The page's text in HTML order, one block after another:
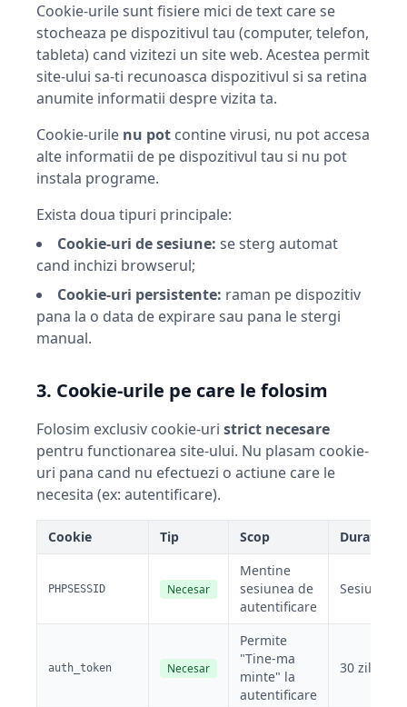
Cookie-urile sunt fisiere mici de text care se
stocheaza pe dispozitivul tau (computer, telefon,
tableta) cand vizitezi un site web. Acestea permit
site-ului sa-ti recunoasca dispozitivul si sa retina
anumite informatii despre vizita ta.
Cookie-urile nu pot contine virusi, nu pot accesa
alte informatii de pe dispozitivul tau si nu pot
instala programe.
Exista doua tipuri principale:
Cookie-uri de sesiune: se sterg automat
cand inchizi browserul;
Cookie-uri persistente: raman pe dispozitiv
pana la o data de expirare sau pana le stergi
manual.
3. Cookie-urile pe care le folosim
Folosim exclusiv cookie-uri strict necesare
pentru functionarea site-ului. Nu plasam cookie-
uri pana cand nu efectuezi o actiune care le
necesita (ex: autentificare).
Cookie Tip Scop Durata
PHPSESSID Necesar
Mentine
sesiunea de
autentificare
Sesiune
auth_token Necesar
Permite
"Tine-ma
minte" la
autentificare
30 zile